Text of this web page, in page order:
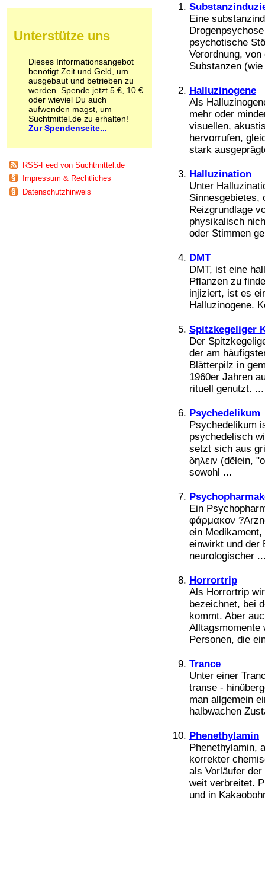
Eine
psychotische
Verordnung,
Substanzen
Halluzinogene
Als
mehr oder
visuellen,
hervorrufen,
stark
Halluzination
Unter
Sinnesgebietes,
Reizgrundlage
physikalisch
oder Stimmen
DMT
DMT, ist eine
Pflanzen zu
injiziert, ist es
Halluzinogene.
Spitzkegeliger
Der
der am
Blätterpilz in
1960er Jahren
rituell genutzt. ...
Psychedelikum
Psychedelikum
psychedelisch
setzt sich aus
δηλειν (dẽlein,
sowohl ...
Ein
φάρμακον
ein
einwirkt und der
neurologischer
Horrortrip
Als Horrortrip
bezeichnet, bei
kommt. Aber
Alltagsmomente
Personen, die
Trance
Unter einer
transe -
man allgemein
halbwachen
Phenethylamin
Phenethylamin,
korrekter
als Vorläufer
weit verbreitet.
und in
Pilze
Psychopharmaka
Schlafmittel
Schmerzmittel
Schnüffelstoffe
Spice
Sucht / Süchte
Alkoholsucht
Co-Abhängigkeit
Computersucht
Ess-Brechsucht
Essstörungen
Fernsehsucht
Unterstütze uns
Dieses Informationsangebot
benötigt Zeit und Geld, um
ausgebaut und betrieben zu
werden. Spende jetzt 5 €, 10 €
oder wieviel Du auch
aufwenden magst, um
Suchtmittel.de zu erhalten!
Zur Spendenseite...
RSS-Feed von Suchtmittel.de
Impressum & Rechtliches
Datenschutzhinweis